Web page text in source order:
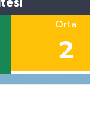
Orta
2